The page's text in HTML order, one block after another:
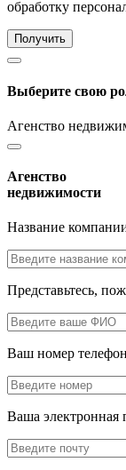
обработку
Получить
Выберите свою
Агенство
Агенство
недвижимости
Название
Представьтесь,
Ваш номер
Ваша электронная